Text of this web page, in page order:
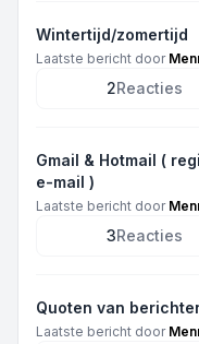
Wintertijd/zomertijd
Laatste bericht door
2Reacties
Gmail & Hotmail (
e-mail )
Laatste bericht door
3Reacties
Quoten van
Laatste bericht door